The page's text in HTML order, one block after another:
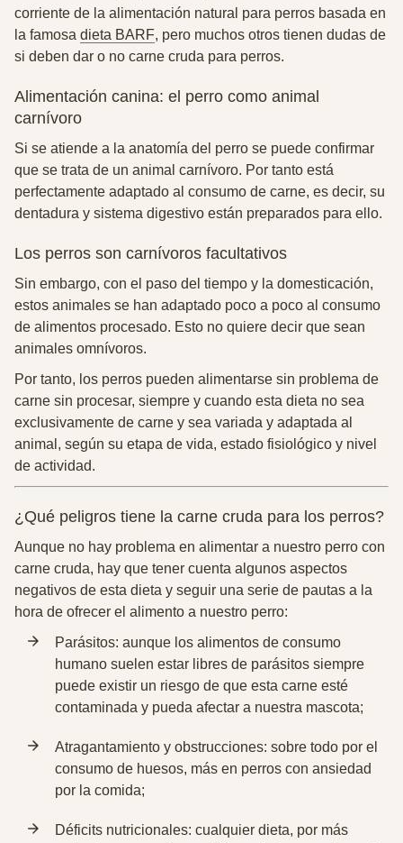
corriente de la alimentación natural para perros basada en
la famosa dieta BARF, pero muchos otros tienen dudas de
si deben dar o no carne cruda para perros.
Alimentación canina: el perro como animal
carnívoro
Si se atiende a la anatomía del perro se puede confirmar
que se trata de un animal carnívoro. Por tanto está
perfectamente adaptado al consumo de carne, es decir, su
dentadura y sistema digestivo están preparados para ello.
Los perros son carnívoros facultativos
Sin embargo, con el paso del tiempo y la domesticación,
estos animales se han adaptado poco a poco al consumo
de alimentos procesado. Esto no quiere decir que sean
animales omnívoros.
Por tanto, los perros pueden alimentarse sin problema de
carne sin procesar, siempre y cuando esta dieta no sea
exclusivamente de carne y sea variada y adaptada al
animal, según su etapa de vida, estado fisiológico y nivel
de actividad.
¿Qué peligros tiene la carne cruda para los perros?
Aunque no hay problema en alimentar a nuestro perro con
carne cruda, hay que tener cuenta algunos aspectos
negativos de esta dieta y seguir una serie de pautas a la
hora de ofrecer el alimento a nuestro perro:
Parásitos: aunque los alimentos de consumo
humano suelen estar libres de parásitos siempre
puede existir un riesgo de que esta carne esté
contaminada y pueda afectar a nuestra mascota;
Atragantamiento y obstrucciones: sobre todo por el
consumo de huesos, más en perros con ansiedad
por la comida;
Déficits nutricionales: cualquier dieta, por más